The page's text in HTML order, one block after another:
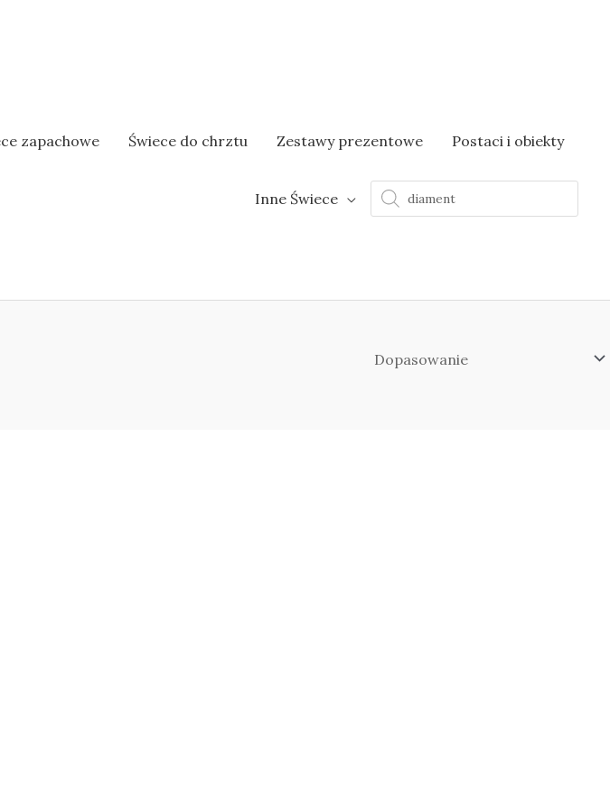
zapachowe Świece do chrztu Zestawy prezentowe Postaci i obiekty
Inne Świece
Wyszukiwarka
produktów